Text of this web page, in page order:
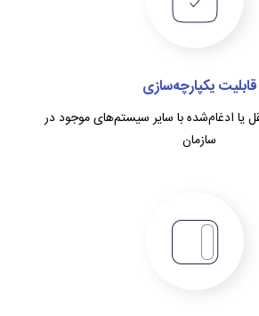
قابلیت یکپارچه‌سازی
یا ادغام‌شده با سایر سیستم‌های موجود در
سازمان